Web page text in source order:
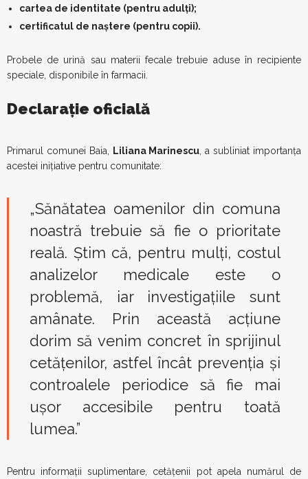
cartea de identitate (pentru adulți);
certificatul de naștere (pentru copii).
Probele de urină sau materii fecale trebuie aduse în recipiente
speciale, disponibile în farmacii.
Declarație oficială
Primarul comunei Baia, Liliana Marinescu , a subliniat importanța
acestei inițiative pentru comunitate:
„Sănătatea oamenilor din comuna
noastră trebuie să fie o prioritate
reală. Știm că, pentru mulți, costul
analizelor medicale este o
problemă, iar investigațiile sunt
amânate. Prin această acțiune
dorim să venim concret în sprijinul
cetățenilor, astfel încât prevenția și
controalele periodice să fie mai
ușor accesibile pentru toată
lumea.”
Pentru informații suplimentare, cetățenii pot apela numărul de